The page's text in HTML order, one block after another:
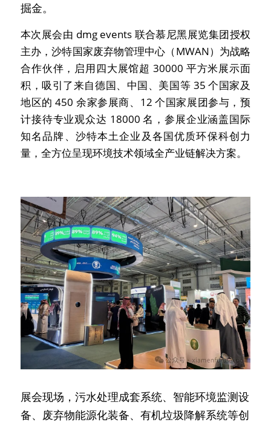
掘金。
本次展会由 dmg events 联合慕尼黑展览集团授权
主办，沙特国家废弃物管理中心（MWAN）为战略
合作伙伴，启用四大展馆超 30000 平方米展示面
积，吸引了来自德国、中国、美国等 35 个国家及
地区的 450 余家参展商、12 个国家展团参与，预
计接待专业观众达 18000 名，参展企业涵盖国际
知名品牌、沙特本土企业及各国优质环保科创力
量，全方位呈现环境技术领域全产业链解决方案。
展会现场，污水处理成套系统、智能环境监测设
备、废弃物能源化装备、有机垃圾降解系统等创